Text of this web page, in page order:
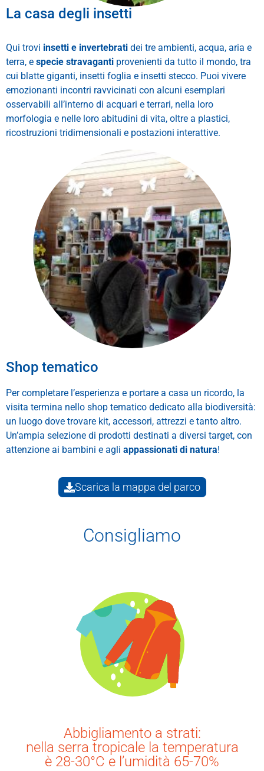
La casa degli insetti
Qui trovi insetti e invertebrati dei tre ambienti, acqua, aria e
terra, e specie stravaganti provenienti da tutto il mondo, tra
cui blatte giganti, insetti foglia e insetti stecco. Puoi vivere
emozionanti incontri ravvicinati con alcuni esemplari
osservabili all’interno di acquari e terrari, nella loro
morfologia e nelle loro abitudini di vita, oltre a plastici,
ricostruzioni tridimensionali e postazioni interattive.
Shop tematico
Per completare l’esperienza e portare a casa un ricordo, la
visita termina nello shop tematico dedicato alla biodiversità:
un luogo dove trovare kit, accessori, attrezzi e tanto altro.
Un’ampia selezione di prodotti destinati a diversi target, con
attenzione ai bambini e agli appassionati di natura!
Scarica la mappa del parco
Consigliamo
Abbigliamento a strati:
nella serra tropicale la temperatura
è 28-30°C e l’umidità 65-70%